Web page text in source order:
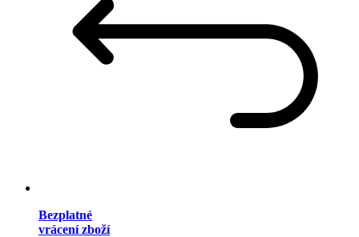
Bezplatné
vrácení zboží